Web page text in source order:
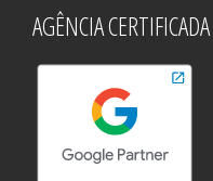
AGÊNCIA CERTIFICADA